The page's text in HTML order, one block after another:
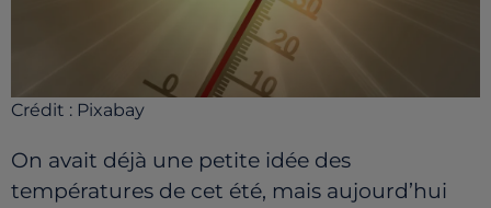
Crédit : Pixabay
On avait déjà une petite idée des
températures de cet été, mais aujourd’hui